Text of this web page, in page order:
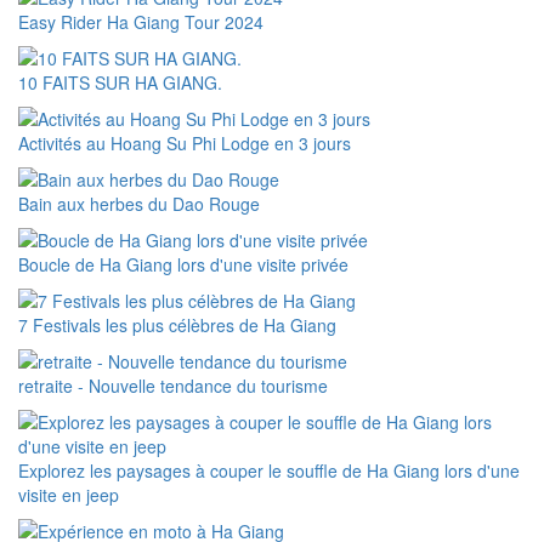
Easy Rider Ha Giang Tour 2024
10 FAITS SUR HA GIANG.
Activités au Hoang Su Phi Lodge en 3 jours
Bain aux herbes du Dao Rouge
Boucle de Ha Giang lors d'une visite privée
7 Festivals les plus célèbres de Ha Giang
retraite - Nouvelle tendance du tourisme
Explorez les paysages à couper le souffle de Ha Giang lors d'une
visite en jeep